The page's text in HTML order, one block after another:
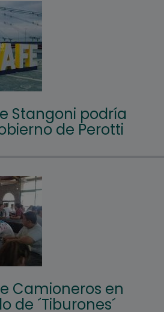
Stangoni podría
de Perotti
Camioneros en
de ´Tiburones´